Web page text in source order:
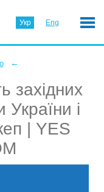
Укр Eng
←
західних
України і
| YES